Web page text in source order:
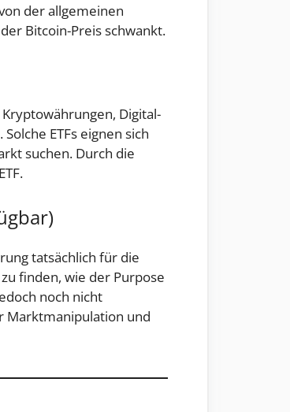
der allgemeinen
Bitcoin-Preis schwankt.
Digital-
ETFs eignen sich
suchen. Durch die
tatsächlich für die
finden, wie der Purpose
noch nicht
Marktmanipulation und